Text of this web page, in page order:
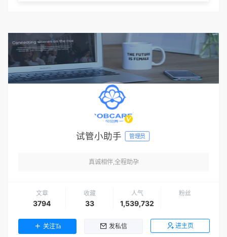
试管小助手 管理员
真诚相伴,全程助孕
文章
3794
收藏
33
人气
1,539,732
粉丝
关注Ta 发私信 进主页